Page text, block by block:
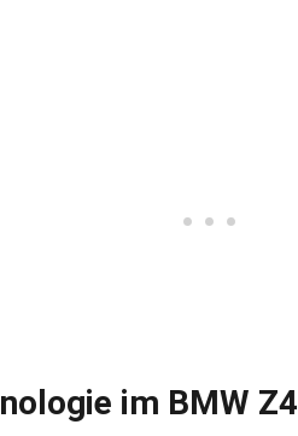
im BMW Z4